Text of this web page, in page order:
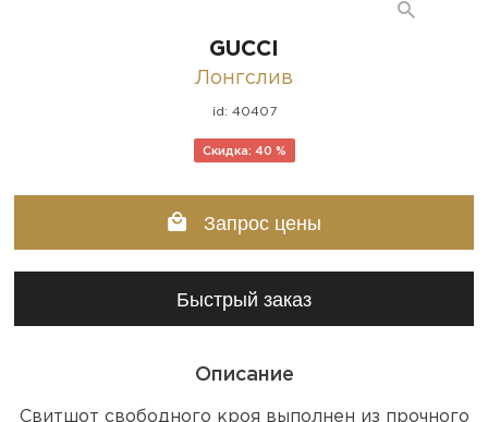
GUCCI
Лонгслив
id: 40407
Скидка: 40 %
Запрос цены
Быстрый заказ
Описание
Свитшот свободного кроя выполнен из прочного